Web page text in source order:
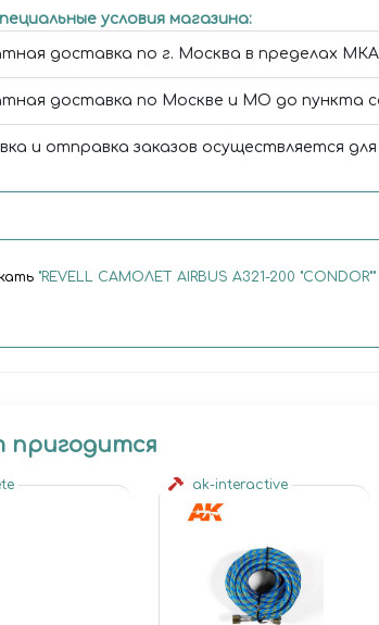
условия магазина:
доставка по г. Москва в пределах
доставка по Москве и МО до пункта
и отправка заказов осуществляется
"REVELL САМОЛЕТ AIRBUS A321-200 "CONDOR""
ak-interactive